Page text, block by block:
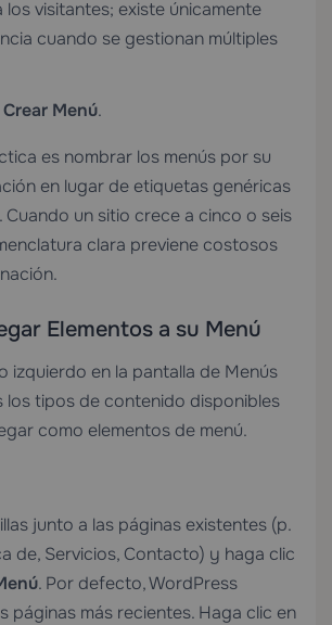
los visitantes; existe únicamente
cuando se gestionan múltiples
Crear Menú.
es nombrar los menús por su
en lugar de etiquetas genéricas
Cuando un sitio crece a cinco o seis
clara previene costosos
Elementos a su Menú
izquierdo en la pantalla de Menús
los tipos de contenido disponibles
como elementos de menú.
junto a las páginas existentes (p.
de, Servicios, Contacto) y haga clic
. Por defecto, WordPress
páginas más recientes. Haga clic en